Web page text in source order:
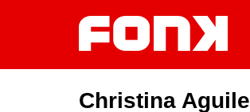
Christina